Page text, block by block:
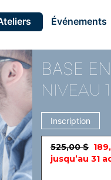
Événements
BASE
NIVEAU 1
Inscription
525,00 $
jusqu’au 31